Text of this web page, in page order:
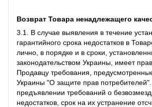
Возврат Товара ненадлежащего
3.1. В случае выявления в течение
гарантийного срока недостатков в
лично, в порядке и в сроки,
законодательством Украины, имеет
Продавцу требования,
Украины "О защите прав
предъявлении требований о
недостатков, срок на их устранение